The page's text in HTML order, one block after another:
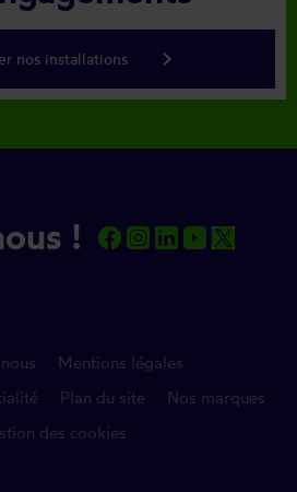
nos installations keyboard_arrow_right
!
Mentions légales
Plan du site
Nos marques
des cookies